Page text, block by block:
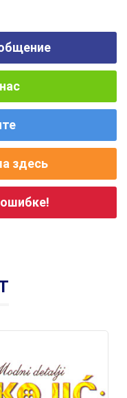
здесь